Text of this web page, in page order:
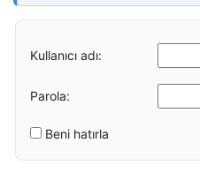
Kullanıcı adı:
Parola:
Beni hatırla